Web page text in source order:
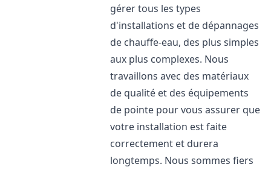
gérer tous les types
d'installations et de dépannages
de chauffe-eau, des plus simples
aux plus complexes. Nous
travaillons avec des matériaux
de qualité et des équipements
de pointe pour vous assurer que
votre installation est faite
correctement et durera
longtemps. Nous sommes fiers